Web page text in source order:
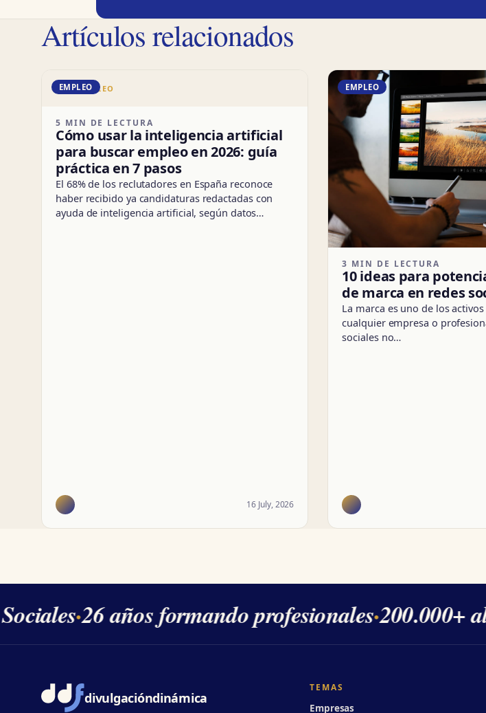
Artículos relacionados
DD · EMPLEO
EMPLEO
5 MIN DE LECTURA
Cómo usar la inteligencia artificial
para buscar empleo en 2026: guía
práctica en 7 pasos
El 68% de los reclutadores en España reconoce
haber recibido ya candidaturas redactadas con
ayuda de inteligencia artificial, según datos…
16 July, 2026
EMPLEO
3 MIN DE LECTURA
10 ideas para
de marca en redes
La marca es uno de los
cualquier empresa o
sociales no…
·26 años formando profesionales·200.000+
divulgacióndinámica
TEMAS
Empresas